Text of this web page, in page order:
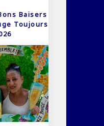
Baisers
Toujours